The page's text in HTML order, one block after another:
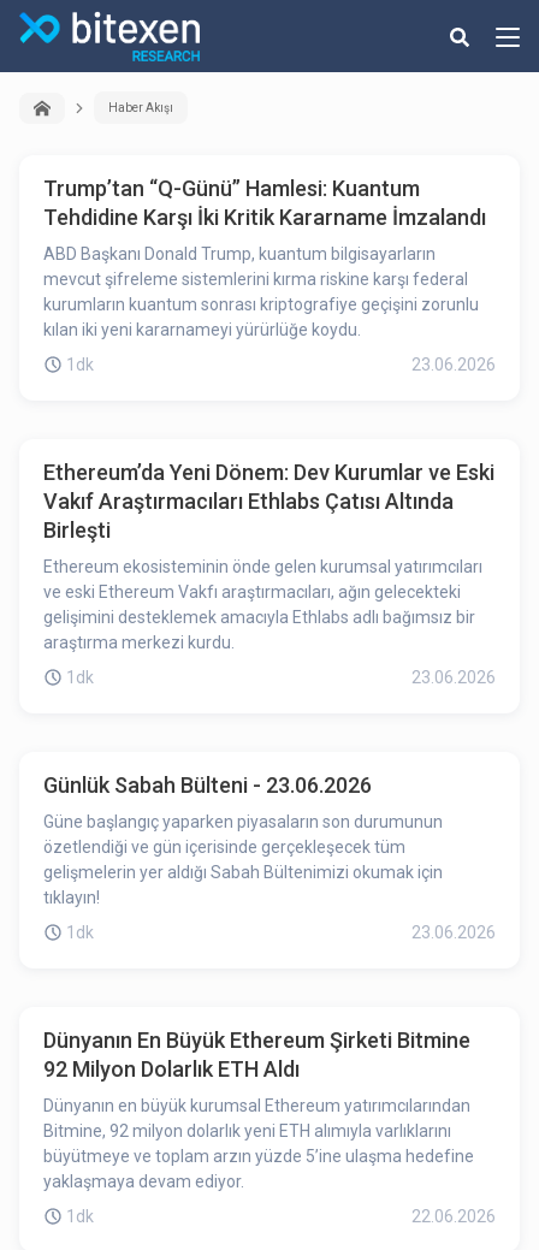
Haber Akışı
Trump’tan “Q-Günü” Hamlesi: Kuantum
Tehdidine Karşı İki Kritik Kararname İmzalandı
ABD Başkanı Donald Trump, kuantum bilgisayarların
mevcut şifreleme sistemlerini kırma riskine karşı federal
kurumların kuantum sonrası kriptografiye geçişini zorunlu
kılan iki yeni kararnameyi yürürlüğe koydu.
1dk
23.06.2026
Ethereum’da Yeni Dönem: Dev Kurumlar ve Eski
Vakıf Araştırmacıları Ethlabs Çatısı Altında
Birleşti
Ethereum ekosisteminin önde gelen kurumsal yatırımcıları
ve eski Ethereum Vakfı araştırmacıları, ağın gelecekteki
gelişimini desteklemek amacıyla Ethlabs adlı bağımsız bir
araştırma merkezi kurdu.
1dk
23.06.2026
Günlük Sabah Bülteni - 23.06.2026
Güne başlangıç yaparken piyasaların son durumunun
özetlendiği ve gün içerisinde gerçekleşecek tüm
gelişmelerin yer aldığı Sabah Bültenimizi okumak için
tıklayın!
1dk
23.06.2026
Dünyanın En Büyük Ethereum Şirketi Bitmine
92 Milyon Dolarlık ETH Aldı
Dünyanın en büyük kurumsal Ethereum yatırımcılarından
Bitmine, 92 milyon dolarlık yeni ETH alımıyla varlıklarını
büyütmeye ve toplam arzın yüzde 5’ine ulaşma hedefine
yaklaşmaya devam ediyor.
1dk
22.06.2026